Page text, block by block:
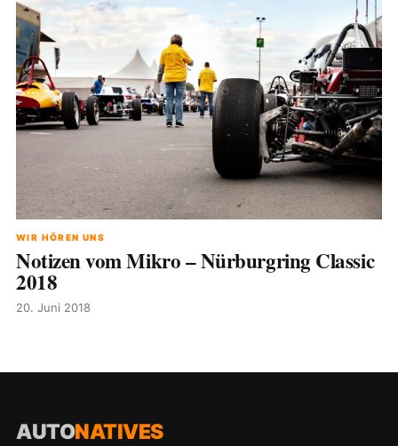
WIR HÖREN UNS
Notizen vom Mikro – Nürburgring Classic
2018
20. Juni 2018
AUTONATIVES